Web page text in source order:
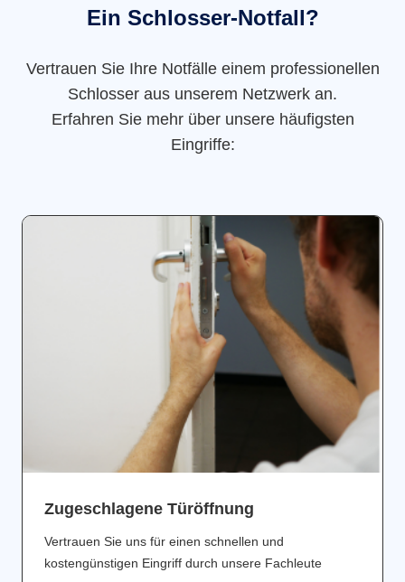
Ein Schlosser-Notfall?
Vertrauen Sie Ihre Notfälle einem professionellen
Schlosser aus unserem Netzwerk an.
Erfahren Sie mehr über unsere häufigsten
Eingriffe:
Zugeschlagene Türöffnung
Vertrauen Sie uns für einen schnellen und
kostengünstigen Eingriff durch unsere Fachleute